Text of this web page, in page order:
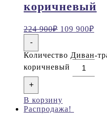
коричневый
224 900₽ 109 900₽
-
Количество Диван-
коричневый
+
В корзину
Распродажа!